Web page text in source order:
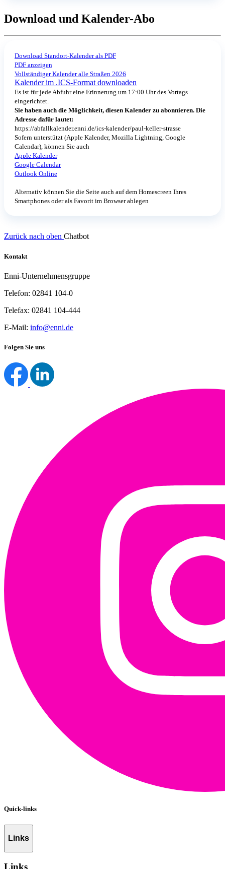
Download und Kalender-Abo
Download Standort-Kalender als PDF
PDF anzeigen
Vollständiger Kalender alle Straßen 2026
Kalender im .ICS-Format downloaden
Es ist für jede Abfuhr eine Erinnerung um 17:00 Uhr des Vortags
eingerichtet.
Sie haben auch die Möglichkeit, diesen Kalender zu abonnieren. Die
Adresse dafür lautet:
https://abfallkalender.enni.de/ics-kalender/paul-keller-strasse
Sofern unterstützt (Apple Kalender, Mozilla Lightning, Google
Calendar), können Sie auch
Apple Kalender
Google Calendar
Outlook Online
Alternativ können Sie die Seite auch auf dem Homescreen Ihres
Smartphones oder als Favorit im Browser ablegen
Zurück nach oben Chatbot
Kontakt
Enni-Unternehmensgruppe
Telefon: 02841 104-0
Telefax: 02841 104-444
E-Mail: info@enni.de
Folgen Sie uns
Quick-links
Links